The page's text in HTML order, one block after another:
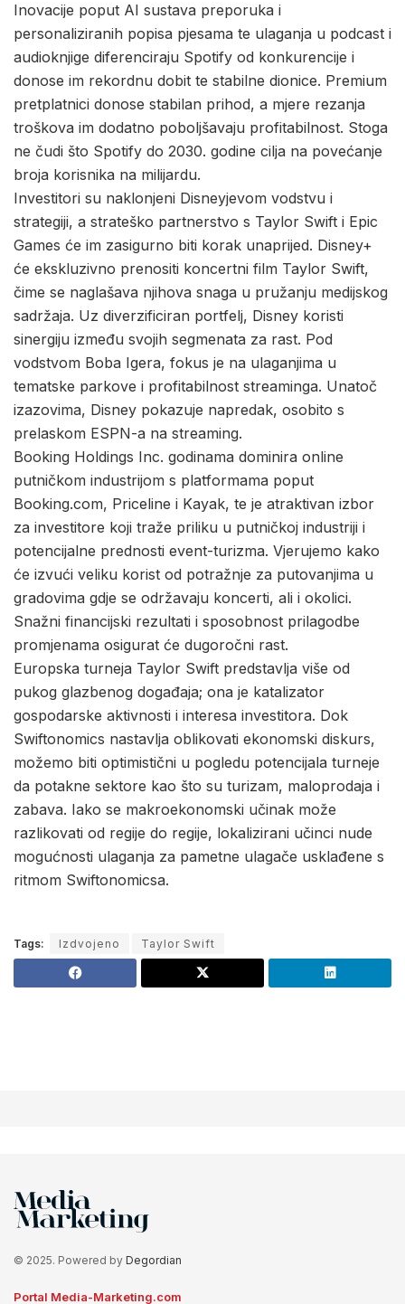
Inovacije poput AI sustava preporuka i
personaliziranih popisa pjesama te ulaganja u podcast i
audioknjige diferenciraju Spotify od konkurencije i
donose im rekordnu dobit te stabilne dionice. Premium
pretplatnici donose stabilan prihod, a mjere rezanja
troškova im dodatno poboljšavaju profitabilnost. Stoga
ne čudi što Spotify do 2030. godine cilja na povećanje
broja korisnika na milijardu.
Investitori su naklonjeni Disneyjevom vodstvu i
strategiji, a strateško partnerstvo s Taylor Swift i Epic
Games će im zasigurno biti korak unaprijed. Disney+
će ekskluzivno prenositi koncertni film Taylor Swift,
čime se naglašava njihova snaga u pružanju medijskog
sadržaja. Uz diverzificiran portfelj, Disney koristi
sinergiju između svojih segmenata za rast. Pod
vodstvom Boba Igera, fokus je na ulaganjima u
tematske parkove i profitabilnost streaminga. Unatoč
izazovima, Disney pokazuje napredak, osobito s
prelaskom ESPN-a na streaming.
Booking Holdings Inc. godinama dominira online
putničkom industrijom s platformama poput
Booking.com, Priceline i Kayak, te je atraktivan izbor
za investitore koji traže priliku u putničkoj industriji i
potencijalne prednosti event-turizma. Vjerujemo kako
će izvući veliku korist od potražnje za putovanjima u
gradovima gdje se održavaju koncerti, ali i okolici.
Snažni financijski rezultati i sposobnost prilagodbe
promjenama osigurat će dugoročni rast.
Europska turneja Taylor Swift predstavlja više od
pukog glazbenog događaja; ona je katalizator
gospodarske aktivnosti i interesa investitora. Dok
Swiftonomics nastavlja oblikovati ekonomski diskurs,
možemo biti optimistični u pogledu potencijala turneje
da potakne sektore kao što su turizam, maloprodaja i
zabava. Iako se makroekonomski učinak može
razlikovati od regije do regije, lokalizirani učinci nude
mogućnosti ulaganja za pametne ulagače usklađene s
ritmom Swiftonomicsa.
Tags: Izdvojeno Taylor Swift
© 2025. Powered by Degordian
Portal Media-Marketing.com